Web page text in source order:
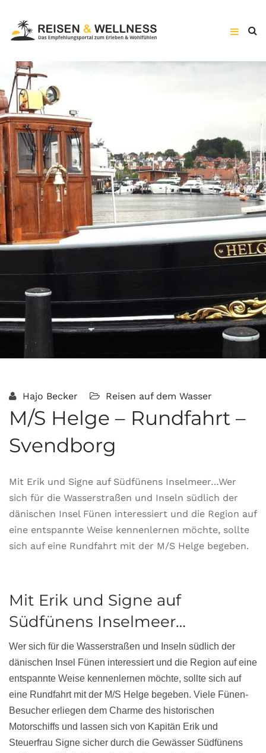
Hajo Becker Reisen auf dem Wasser
M/S Helge – Rundfahrt –
Svendborg
Mit Erik und Signe auf Südfünens Inselmeer…Wer
sich für die Wasserstraßen und Inseln südlich der
dänischen Insel Fünen interessiert und die Region auf
eine entspannte Weise kennenlernen möchte, sollte
sich auf eine Rundfahrt mit der M/S Helge begeben.
Mit Erik und Signe auf
Südfünens Inselmeer…
Wer sich für die Wasserstraßen und Inseln südlich der
dänischen Insel Fünen interessiert und die Region auf eine
entspannte Weise kennenlernen möchte, sollte sich auf
eine Rundfahrt mit der M/S Helge begeben. Viele Fünen-
Besucher erliegen dem Charme des historischen
Motorschiffs und lassen sich von Kapitän Erik und
Steuerfrau Signe sicher durch die Gewässer Südfünens